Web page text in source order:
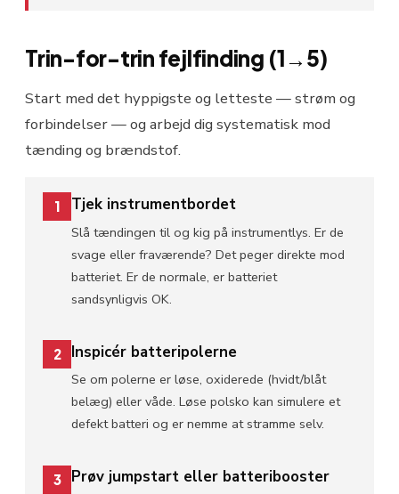
Trin-for-trin fejlfinding (1→5)
Start med det hyppigste og letteste — strøm og
forbindelser — og arbejd dig systematisk mod
tænding og brændstof.
1 Tjek instrumentbordet
Slå tændingen til og kig på instrumentlys. Er de
svage eller fraværende? Det peger direkte mod
batteriet. Er de normale, er batteriet
sandsynligvis OK.
2 Inspicér batteripolerne
Se om polerne er løse, oxiderede (hvidt/blåt
belæg) eller våde. Løse polsko kan simulere et
defekt batteri og er nemme at stramme selv.
3 Prøv jumpstart eller batteribooster